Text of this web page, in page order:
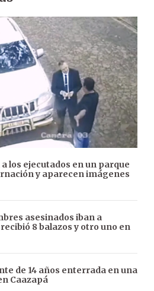
los ejecutados en un parque
y aparecen imágenes
asesinados iban a
8 balazos y otro uno en
de 14 años enterrada en una
Caazapá